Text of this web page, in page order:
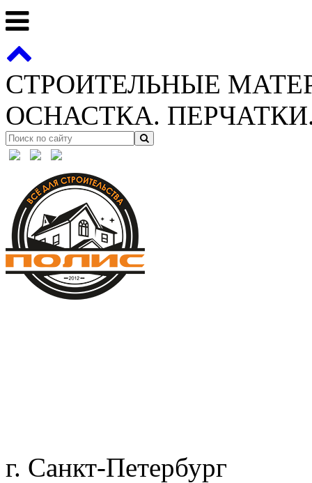
СТРОИТЕЛЬНЫЕ
ОСНАСТКА.
г. Санкт-Петербург